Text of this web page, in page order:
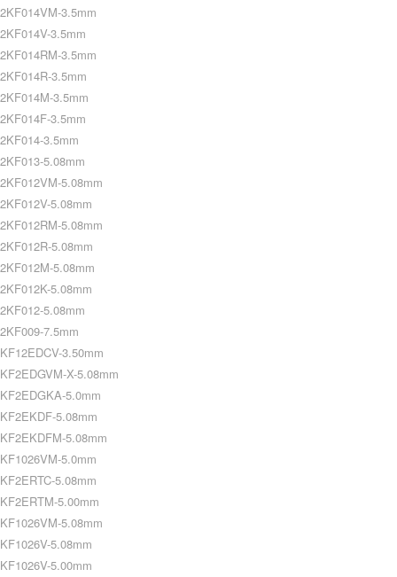
2KF014VM-3.5mm
2KF014V-3.5mm
2KF014RM-3.5mm
2KF014R-3.5mm
2KF014M-3.5mm
2KF014F-3.5mm
2KF014-3.5mm
2KF013-5.08mm
2KF012VM-5.08mm
2KF012V-5.08mm
2KF012RM-5.08mm
2KF012R-5.08mm
2KF012M-5.08mm
2KF012K-5.08mm
2KF012-5.08mm
2KF009-7.5mm
KF12EDCV-3.50mm
KF2EDGVM-X-5.08mm
KF2EDGKA-5.0mm
KF2EKDF-5.08mm
KF2EKDFM-5.08mm
KF1026VM-5.0mm
KF2ERTC-5.08mm
KF2ERTM-5.00mm
KF1026VM-5.08mm
KF1026V-5.08mm
KF1026V-5.00mm